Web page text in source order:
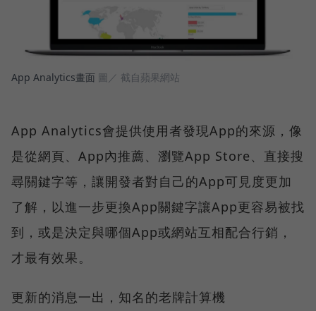
App Analytics畫面 圖／ 截自蘋果網站
App Analytics會提供使用者發現App的來源，像
是從網頁、App內推薦、瀏覽App Store、直接搜
尋關鍵字等，讓開發者對自己的App可見度更加
了解，以進一步更換App關鍵字讓App更容易被找
到，或是決定與哪個App或網站互相配合行銷，
才最有效果。
更新的消息一出，知名的老牌計算機